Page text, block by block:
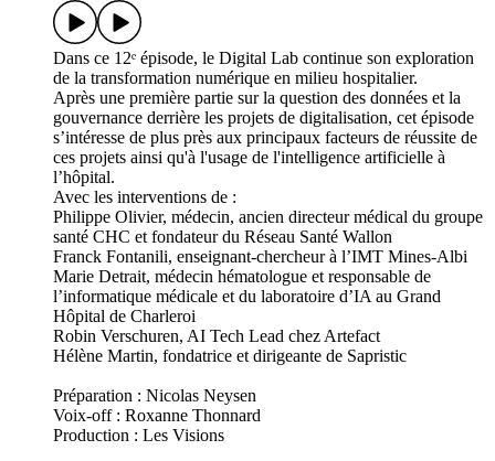
Dans ce 12ᵉ épisode, le Digital Lab continue son exploration
de la transformation numérique en milieu hospitalier.
Après une première partie sur la question des données et la
gouvernance derrière les projets de digitalisation, cet épisode
s’intéresse de plus près aux principaux facteurs de réussite de
ces projets ainsi qu'à l'usage de l'intelligence artificielle à
l’hôpital.
Avec les interventions de :
Philippe Olivier, médecin, ancien directeur médical du groupe
santé CHC et fondateur du Réseau Santé Wallon
Franck Fontanili, enseignant-chercheur à l’IMT Mines-Albi
Marie Detrait, médecin hématologue et responsable de
l’informatique médicale et du laboratoire d’IA au Grand
Hôpital de Charleroi
Robin Verschuren, AI Tech Lead chez Artefact
Hélène Martin, fondatrice et dirigeante de Sapristic
Préparation : Nicolas Neysen
Voix-off : Roxanne Thonnard
Production : Les Visions